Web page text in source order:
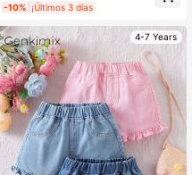
diario en primavera y otoño, escuel
a, campus, estilo universitario en ot
oño/invierno
-10% ¡Últimos 3 días
4-7 Years